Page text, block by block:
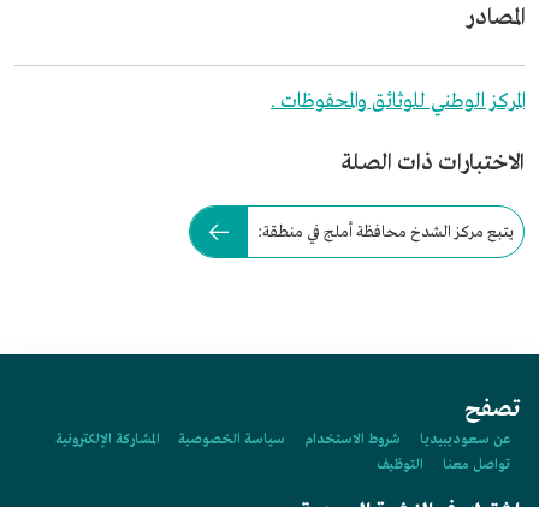
المصادر
المركز الوطني للوثائق والمحفوظات .
الاختبارات ذات الصلة
يتبع مركز الشدخ محافظة أملج في منطقة:
تصفح
عن سعوديبيديا شروط الاستخدام سياسة الخصوصية
المشاركة الإلكترونية
تواصل معنا
التوظيف